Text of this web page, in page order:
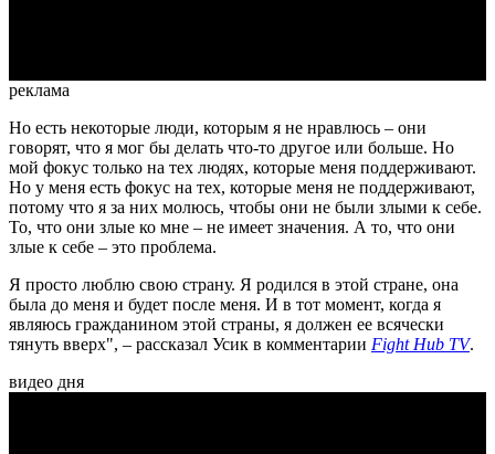
реклама
Но есть некоторые люди, которым я не нравлюсь – они
говорят, что я мог бы делать что-то другое или больше. Но
мой фокус только на тех людях, которые меня поддерживают.
Но у меня есть фокус на тех, которые меня не поддерживают,
потому что я за них молюсь, чтобы они не были злыми к себе.
То, что они злые ко мне – не имеет значения. А то, что они
злые к себе – это проблема.
Я просто люблю свою страну. Я родился в этой стране, она
была до меня и будет после меня. И в тот момент, когда я
являюсь гражданином этой страны, я должен ее всячески
тянуть вверх", – рассказал Усик в комментарии Fight Hub TV.
видео дня